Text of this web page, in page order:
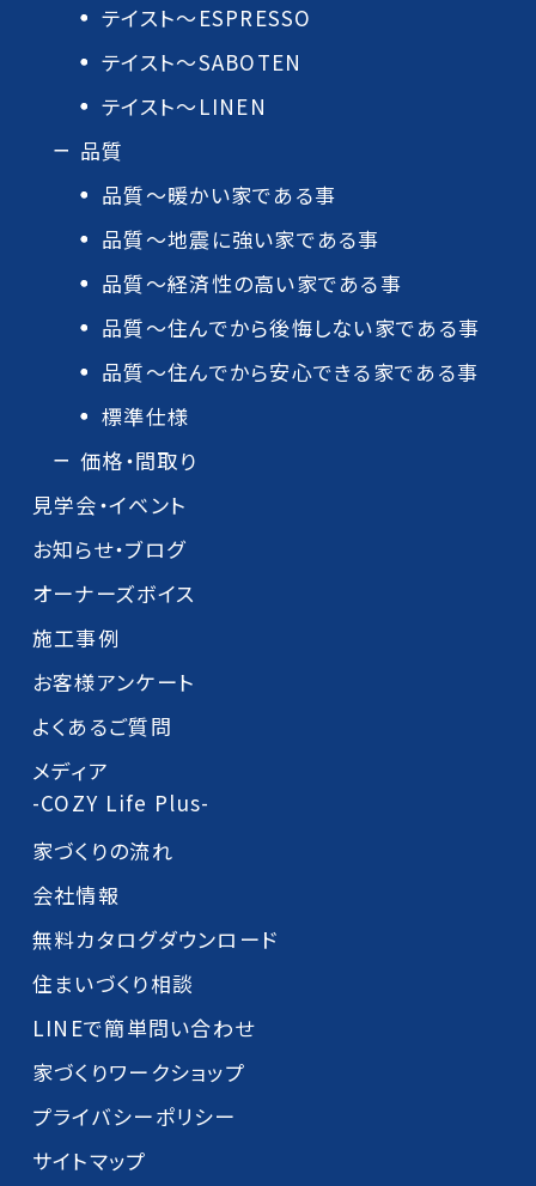
テイスト～ESPRESSO
テイスト～SABOTEN
テイスト～LINEN
品質
品質～暖かい家である事
品質～地震に強い家である事
品質～経済性の高い家である事
品質～住んでから後悔しない家である事
品質～住んでから安心できる家である事
標準仕様
価格・間取り
見学会・イベント
お知らせ・ブログ
オーナーズボイス
施工事例
お客様アンケート
よくあるご質問
メディア
-COZY Life Plus-
家づくりの流れ
会社情報
無料カタログダウンロード
住まいづくり相談
LINEで簡単問い合わせ
家づくりワークショップ
プライバシーポリシー
サイトマップ